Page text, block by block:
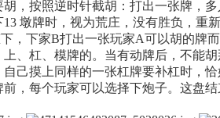
，按照逆时针截胡：打出一张牌，
墩牌时，视为荒庄，没有胜负，重
，下家B打出一张玩家A可以胡的牌
、杠、模牌的。当有动牌后，不能
己摸上同样的一张杠牌要补杠时，恰
，每个玩家可以选择下炮子。这盘